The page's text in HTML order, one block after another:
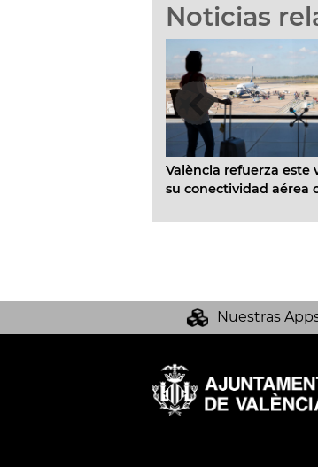
Noticias
València refuerza este
su conectividad aérea
plazas
Nuestras